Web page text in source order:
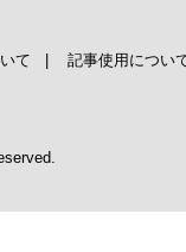
て 記事使用につい